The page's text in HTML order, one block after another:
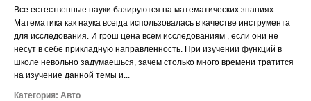
Все естественные науки базируются на математических знаниях.
Математика как наука всегда использовалась в качестве инструмента
для исследования. И грош цена всем исследованиям , если они не
несут в себе прикладную направленность. При изучении функций в
школе невольно задумаешься, зачем столько много времени тратится
на изучение данной темы и...
Категория: Авто